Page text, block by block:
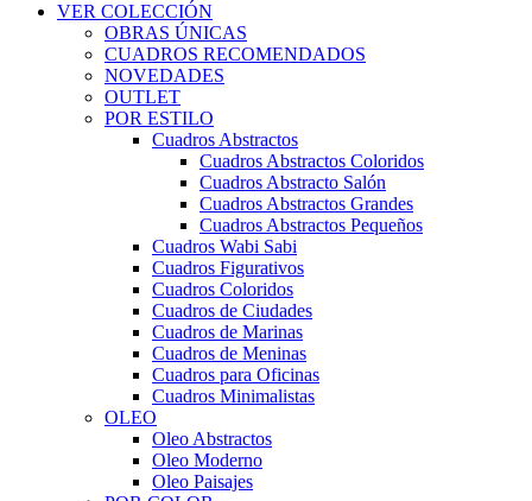
VER COLECCIÓN
OBRAS ÚNICAS
CUADROS RECOMENDADOS
NOVEDADES
OUTLET
POR ESTILO
Cuadros Abstractos
Cuadros Abstractos Coloridos
Cuadros Abstracto Salón
Cuadros Abstractos Grandes
Cuadros Abstractos Pequeños
Cuadros Wabi Sabi
Cuadros Figurativos
Cuadros Coloridos
Cuadros de Ciudades
Cuadros de Marinas
Cuadros de Meninas
Cuadros para Oficinas
Cuadros Minimalistas
OLEO
Oleo Abstractos
Oleo Moderno
Oleo Paisajes